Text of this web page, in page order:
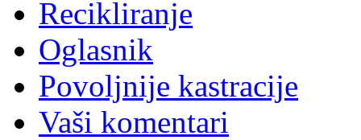
Recikliranje
Oglasnik
Povoljnije kastracije
Vaši komentari